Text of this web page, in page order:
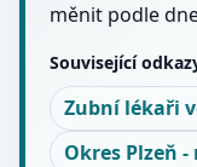
měnit podle
Související
Zubní lékaři
Okres Plzeň